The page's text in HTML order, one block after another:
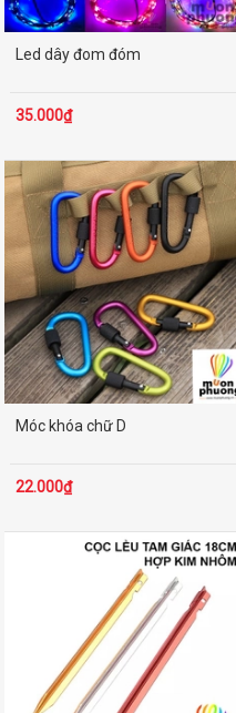
Led dây đom đóm
35.000₫
Móc khóa chữ D
22.000₫